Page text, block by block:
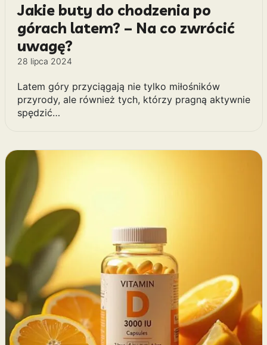
Jakie buty do chodzenia po
górach latem? – Na co zwrócić
uwagę?
28 lipca 2024
Latem góry przyciągają nie tylko miłośników
przyrody, ale również tych, którzy pragną aktywnie
spędzić…